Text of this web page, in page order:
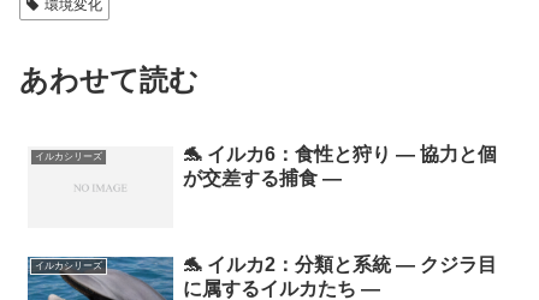
環境変化
あわせて読む
イルカシリーズ
🐬 イルカ6：食性と狩り ― 協力と個
が交差する捕食 ―
イルカシリーズ
🐬 イルカ2：分類と系統 ― クジラ目
に属するイルカたち ―